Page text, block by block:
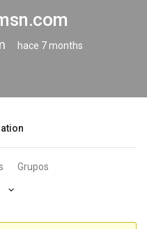
hace 7 months
Grupos